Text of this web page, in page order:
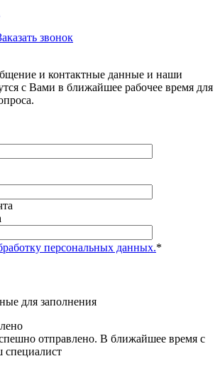
звонок
и контактные данные и наши
с Вами в ближайшее рабочее время для
персональных данных.*
для заполнения
отправлено. В ближайшее время с
специалист